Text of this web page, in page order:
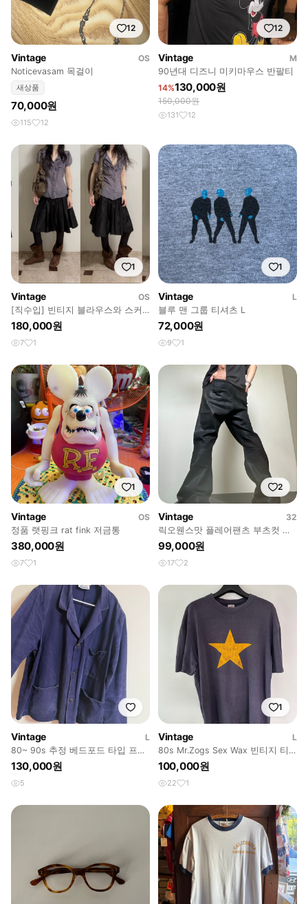
12
Vintage
OS
Noticevasam 목걸이
새상품
70,000원
115 12
12
Vintage
M
90년대 디즈니 미키마우스 반팔티
14%130,000원
150,000원
131 12
1
Vintage
OS
[직수입] 빈티지 블라우스와 스커
트
180,000원
7 1
1
Vintage
L
블루 맨 그룹 티셔츠 L
72,000원
9 1
1
Vintage
OS
정품 랫핑크 rat fink 저금통
380,000원
7 1
2
Vintage
32
릭오웬스맛 플레어팬츠 부츠컷 블
랙
99,000원
17 2
Vintage
L
80~ 90s 추정 베드포드 타입 프렌
치 워크자켓
130,000원
5
1
Vintage
L
80s Mr.Zogs Sex Wax 빈티지 티
셔츠
100,000원
22 1